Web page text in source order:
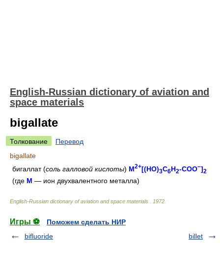
English-Russian dictionary of aviation and
space materials
bigallate
Толкование
Перевод
bigallate
бигаллат(соль галловой кислоты) M2+[(HO)3C6H2-COO–]2
(где M — ион двухвалентного металла)
English-Russian dictionary of aviation and space materials . 1972.
Игры ⚽
Поможем сделать НИР
bifluoride
billet